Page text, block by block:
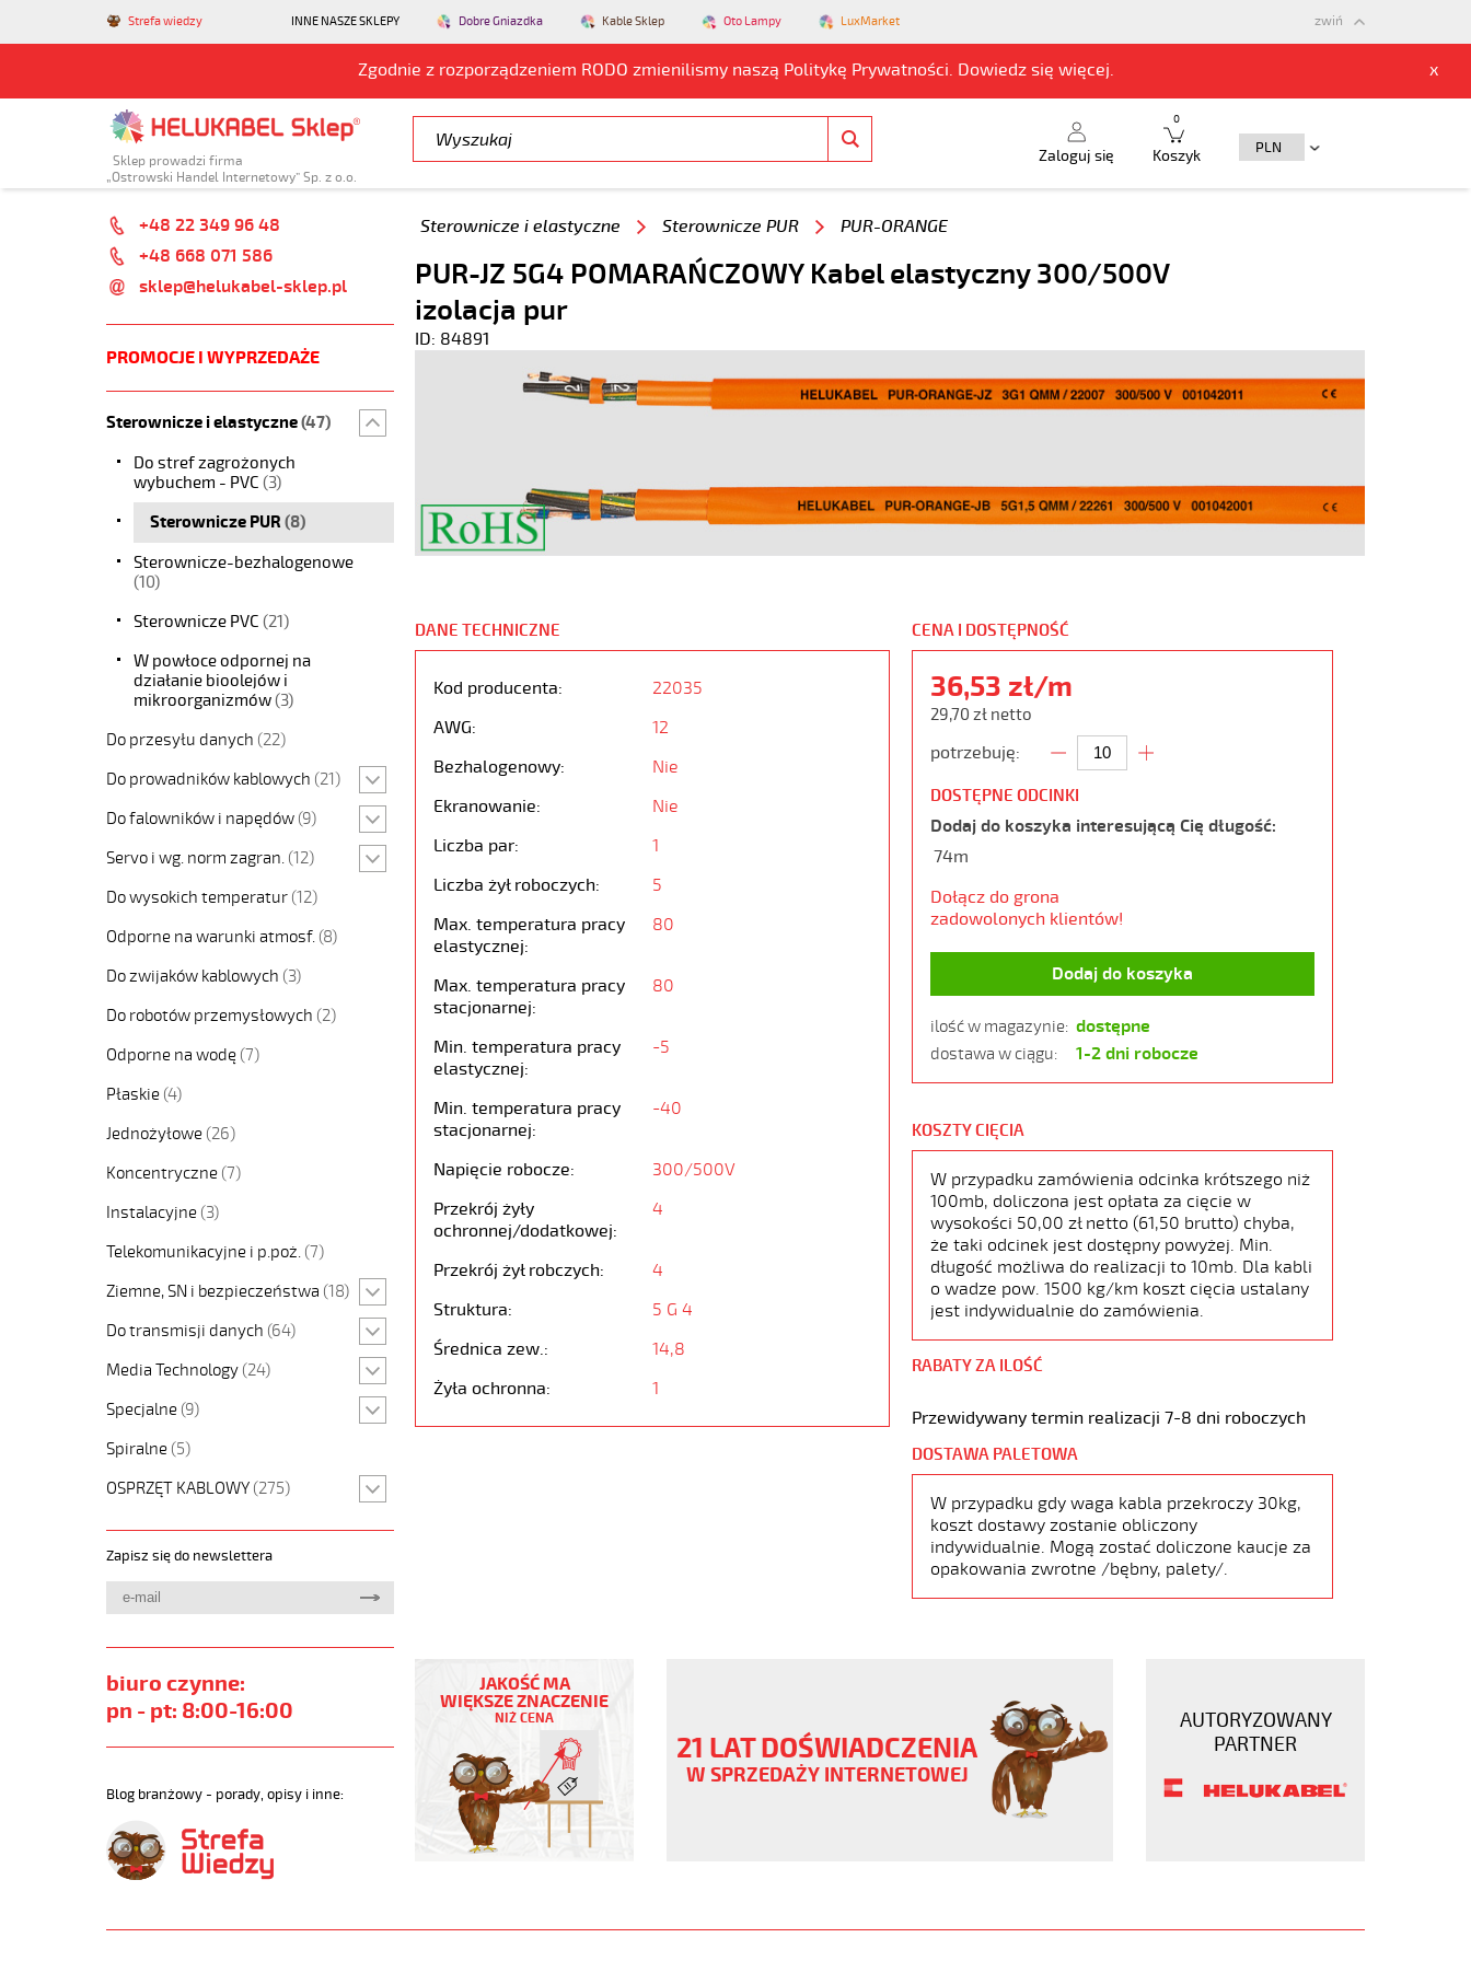
Strefa wiedzy INNE NASZE SKLEPY Dobre Gniazdka Kable Sklep Oto Lampy LuxMarket
Zgodnie z rozporządzeniem RODO zmienilismy naszą Politykę Prywatności. Dowiedz się więcej. x
zwiń
Sklep prowadzi firma
„Ostrowski Handel Internetowy” Sp. z o.o.
Zaloguj się Koszyk
0
+48 22 349 96 48
+48 668 071 586
sklep@helukabel-sklep.pl
PROMOCJE I WYPRZEDAŻE
Sterownicze i elastyczne(47)
Do stref zagrożonych
wybuchem - PVC (3)
Sterownicze PUR (8)
Sterownicze-bezhalogenowe
(10)
Sterownicze PVC (21)
W powłoce odpornej na
działanie bioolejów i
mikroorganizmów(3)
Do przesyłu danych (22)
Do prowadników kablowych (21)
Do falowników i napędów (9)
Servo i wg. norm zagran. (12)
Do wysokich temperatur (12)
Odporne na warunki atmosf. (8)
Do zwijaków kablowych (3)
Do robotów przemysłowych (2)
Odporne na wodę (7)
Płaskie (4)
Jednożyłowe (26)
Koncentryczne (7)
Instalacyjne (3)
Telekomunikacyjne i p.poż. (7)
Ziemne, SN i bezpieczeństwa (18)
Do transmisji danych (64)
Media Technology (24)
Specjalne (9)
Spiralne (5)
OSPRZĘT KABLOWY (275)
Zapisz się do newslettera
biuro czynne:
pn - pt: 8:00-16:00
Blog branżowy - porady, opisy i inne:
Sterownicze i elastyczne Sterownicze PUR PUR-ORANGE
PUR-JZ 5G4 POMARAŃCZOWY Kabel elastyczny 300/500V
izolacja pur
ID: 84891
DANE TECHNICZNE
Kod producenta:
22035
AWG:
12
Bezhalogenowy:
Nie
Ekranowanie:
Nie
Liczba par:
1
Liczba żył roboczych:
5
Max. temperatura pracy
elastycznej:
80
Max. temperatura pracy
stacjonarnej:
80
Min. temperatura pracy
elastycznej:
-5
Min. temperatura pracy
stacjonarnej:
-40
Napięcie robocze:
300/500V
Przekrój żyły
ochronnej/dodatkowej:
4
Przekrój żył robczych:
4
Struktura:
5 G 4
Średnica zew.:
14,8
Żyła ochronna:
1
CENA I DOSTĘPNOŚĆ
36,53 zł/m
29,70 zł netto
potrzebuję:
DOSTĘPNE ODCINKI
Dodaj do koszyka interesującą Cię długość:
74m
Dołącz do grona
zadowolonych klientów!
Dodaj do koszyka
ilość w magazynie: dostępne
dostawa w ciągu: 1-2 dni robocze
KOSZTY CIĘCIA
W przypadku zamówienia odcinka krótszego niż
100mb, doliczona jest opłata za cięcie w
wysokości 50,00 zł netto (61,50 brutto) chyba,
że taki odcinek jest dostępny powyżej. Min.
długość możliwa do realizacji to 10mb. Dla kabli
o wadze pow. 1500 kg/km koszt cięcia ustalany
jest indywidualnie do zamówienia.
RABATY ZA ILOŚĆ
Przewidywany termin realizacji 7-8 dni roboczych
DOSTAWA PALETOWA
W przypadku gdy waga kabla przekroczy 30kg,
koszt dostawy zostanie obliczony
indywidualnie. Mogą zostać doliczone kaucje za
opakowania zwrotne /bębny, palety/.
5G4
POMARAŃCZOWY
elastyczny
300/500V
izolacja
https://www.static.helukabel-
https://www.helukabel-
JAKOŚĆ MA
WIĘKSZE ZNACZENIE
NIŻ CENA
21 LAT DOŚWIADCZENIA
W SPRZEDAŻY INTERNETOWEJ
AUTORYZOWANY
PARTNER